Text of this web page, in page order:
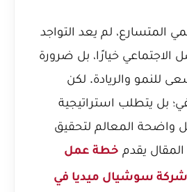
المتسارع، لم يعد التواجد
الاجتماعي خيارًا، بل ضرورة
للنمو والريادة. لكن
بل يتطلب استراتيجية
المعالم لتحقيق
يقدم خطة عمل
شركة سوشيال ميديا في